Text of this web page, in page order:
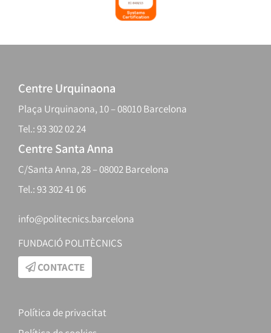
Centre Urquinaona
Plaça Urquinaona, 10 – 08010 Barcelona
Tel.: 93 302 02 24
Centre Santa Anna
C/Santa Anna, 28 – 08002 Barcelona
Tel.: 93 302 41 06
info@politecnics.barcelona
FUNDACIÓ POLITÈCNICS
CONTACTE
Política de privacitat